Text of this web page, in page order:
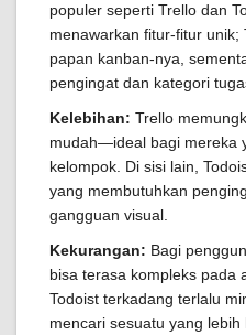
populer seperti Trello dan
menawarkan fitur-fitur unik;
papan kanban-nya,
pengingat dan kategori
Kelebihan: Trello
mudah—ideal bagi mereka
kelompok. Di sisi lain,
yang membutuhkan
gangguan visual.
Kekurangan: Bagi
bisa terasa kompleks pada
Todoist terkadang terlalu
mencari sesuatu yang lebih